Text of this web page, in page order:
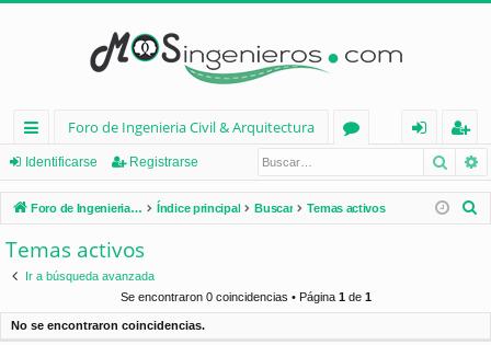
nl
ac
es
rá
d
Foro de Ingenieria Civil & Arquitectura
os
nt
ifi
eg
ist
ra
Identificarse Registrarse
Foro de Ingenieria Civil & Arquitectura Índice principal Buscar Temas activos
Temas activos
Ir a búsqueda avanzada
Se encontraron 0 coincidencias • Página 1de 1
No se encontraron coincidencias.